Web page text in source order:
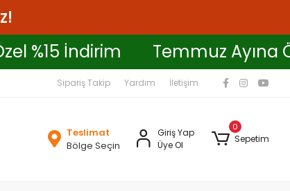
%15 İndirim Temmuz
Sipariş Takip Yardım İletişim
Teslimat
Bölge Seçin
Giriş Yap
Üye Ol
0
Sepetim